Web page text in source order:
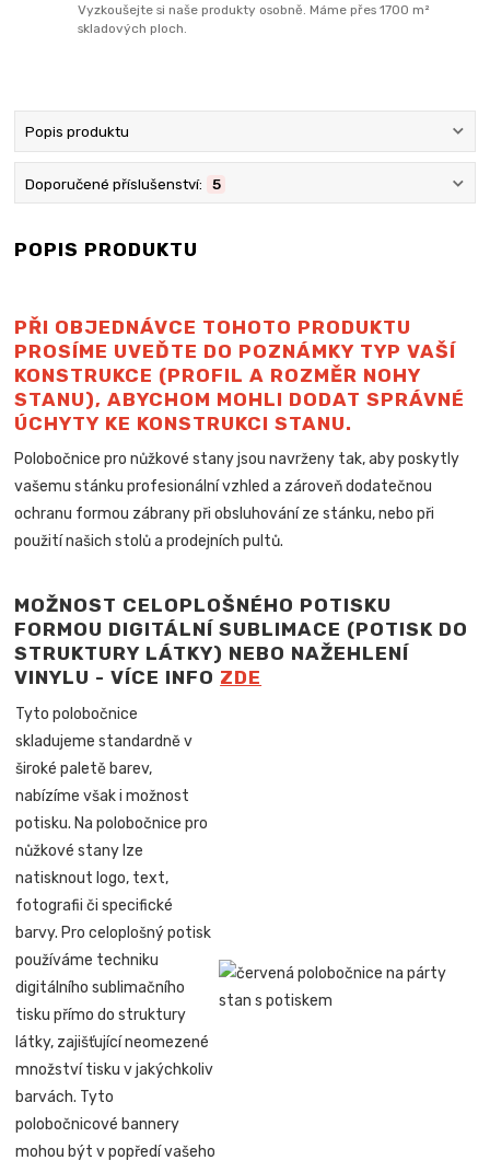
Vyzkoušejte si naše produkty osobně. Máme přes 1700 m²
skladových ploch.
Popis produktu
Doporučené příslušenství: 5
POPIS PRODUKTU
PŘI OBJEDNÁVCE TOHOTO PRODUKTU
PROSÍME UVEĎTE DO POZNÁMKY TYP VAŠÍ
KONSTRUKCE (PROFIL A ROZMĚR NOHY
STANU), ABYCHOM MOHLI DODAT SPRÁVNÉ
ÚCHYTY KE KONSTRUKCI STANU.
Polobočnice pro nůžkové stany jsou navrženy tak, aby poskytly
vašemu stánku profesionální vzhled a zároveň dodatečnou
ochranu formou zábrany při obsluhování ze stánku, nebo při
použití našich stolů aprodejních pultů.
MOŽNOST CELOPLOŠNÉHO POTISKU
FORMOU DIGITÁLNÍ SUBLIMACE (POTISK DO
STRUKTURY LÁTKY) NEBO NAŽEHLENÍ
VINYLU - VÍCE INFO ZDE
Tyto polobočnice
skladujeme standardně v
široké paletě barev,
nabízíme však i možnost
potisku. Na polobočnice pro
nůžkové stany lze
natisknout logo, text,
fotografii či specifické
barvy. Pro celoplošný potisk
používáme techniku
digitálního sublimačního
tisku přímo do struktury
látky, zajišťující neomezené
množství tisku v jakýchkoliv
barvách. Tyto
polobočnicové bannery
mohou být v popředí vašeho